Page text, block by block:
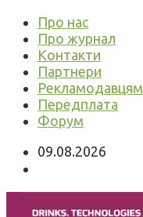
Про нас
Про журнал
Контакти
Партнери
Рекламодавцям
Передплата
Форум
09.08.2026